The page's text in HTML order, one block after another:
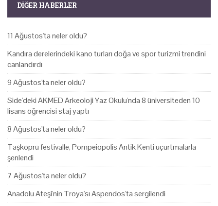
DIĞER HABERLER
11 Ağustos'ta neler oldu?
Kandıra derelerindeki kano turları doğa ve spor turizmi trendini
canlandırdı
9 Ağustos'ta neler oldu?
Side'deki AKMED Arkeoloji Yaz Okulu'nda 8 üniversiteden 10
lisans öğrencisi staj yaptı
8 Ağustos'ta neler oldu?
Taşköprü festivalle, Pompeiopolis Antik Kenti uçurtmalarla
şenlendi
7 Ağustos'ta neler oldu?
Anadolu Ateşi'nin Troya'sı Aspendos'ta sergilendi